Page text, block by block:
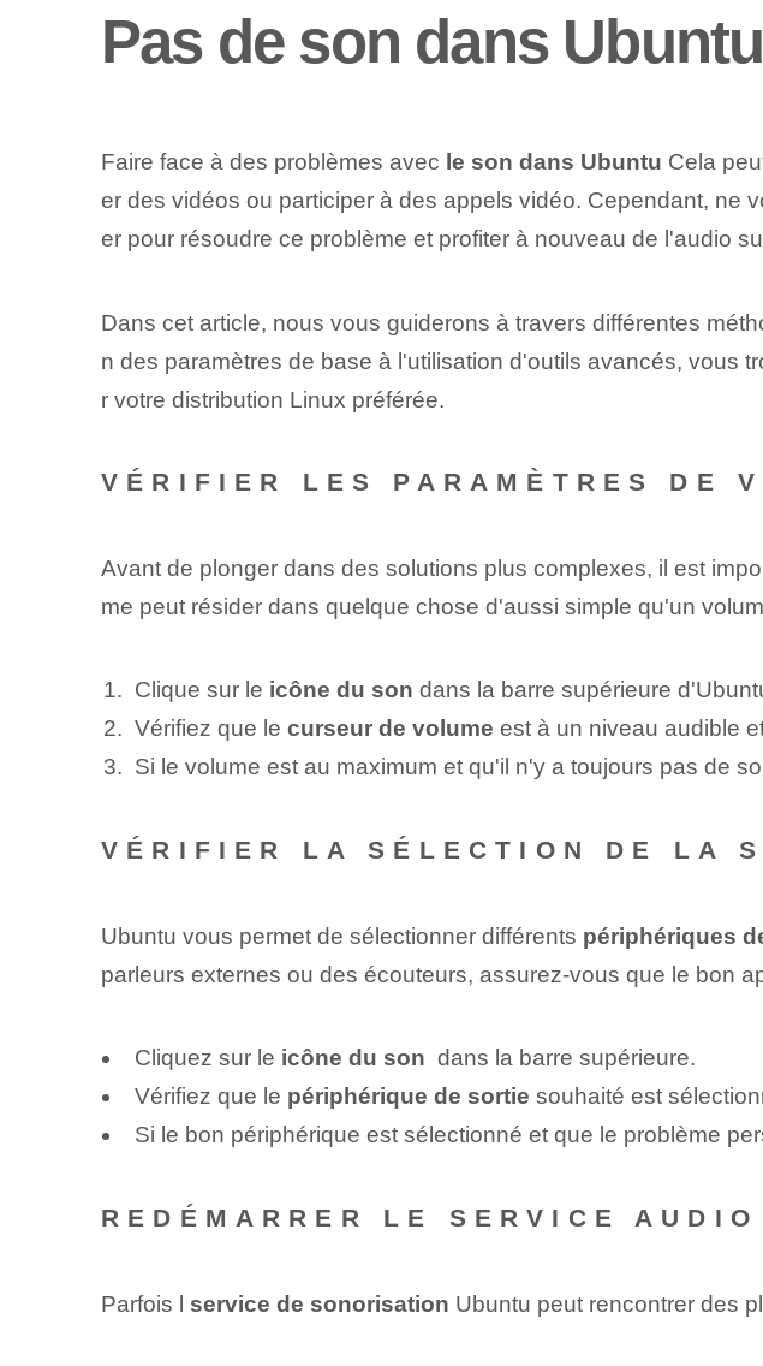
Pas de son dans
Faire face à des problèmes avec le son dans Ubuntu Cela
er des vidéos ou participer à des appels vidéo. Cependant, ne
er pour résoudre ce problème et profiter à nouveau de l'audio
Dans cet article, nous vous guiderons à travers ‌différentes
n des paramètres de base à l'utilisation d'outils avancés, vous
r votre distribution Linux préférée.
VÉRIFIER LES PARAMÈTRES DE
Avant de plonger dans des solutions plus complexes, il est
me peut résider dans quelque chose d'aussi simple qu'un
Clique sur le icône du son⁢ dans la barre supérieure
Vérifiez que⁣ le curseur de volume est à un niveau audible
Si le ‌volume​ est​ au maximum et qu'il n'y a toujours pas de
VÉRIFIER LA SÉLECTION DE LA
Ubuntu vous permet de sélectionner différents périphériques
parleurs externes ou des écouteurs, assurez-vous que le bon
Cliquez⁢ sur le icône du son ​ dans la barre supérieure.
Vérifiez que le périphérique de sortie souhaité est
Si le bon périphérique⁢ est sélectionné et que le problème
REDÉMARRER LE SERVICE AUDIO
Parfois l service de sonorisation Ubuntu peut rencontrer des